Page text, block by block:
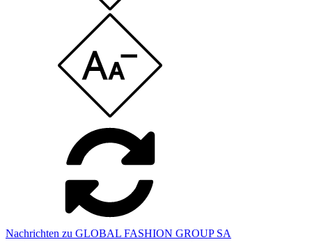
Nachrichten zu GLOBAL FASHION GROUP SA